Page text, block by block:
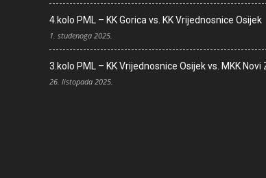
4.kolo PML – KK Gorica vs. KK Vrijednosnice Osijek
1. studenoga 2025.
3.kolo PML – KK Vrijednosnice Osijek vs. MKK Novi
26. listopada 2025.